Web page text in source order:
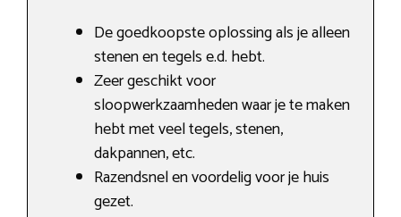
De goedkoopste oplossing als je alleen
stenen en tegels e.d. hebt.
Zeer geschikt voor
sloopwerkzaamheden waar je te maken
hebt met veel tegels, stenen,
dakpannen, etc.
Razendsnel en voordelig voor je huis
gezet.